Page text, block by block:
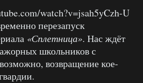
watch?v=jsah5yCzh-U
перезапуск
«Сплетница». Нас ждёт
школьников с
возвращение кое-